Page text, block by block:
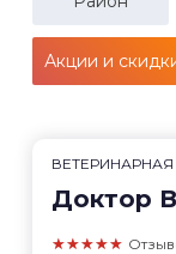
Акции и
Доктор
★★★★★